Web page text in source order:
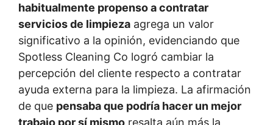
habitualmente propenso a contratar
servicios de limpieza agrega un valor
significativo a la opinión, evidenciando que
Spotless Cleaning Co logró cambiar la
percepción del cliente respecto a contratar
ayuda externa para la limpieza. La afirmación
de que pensaba que podría hacer un mejor
trabajo por sí mismo resalta aún más la